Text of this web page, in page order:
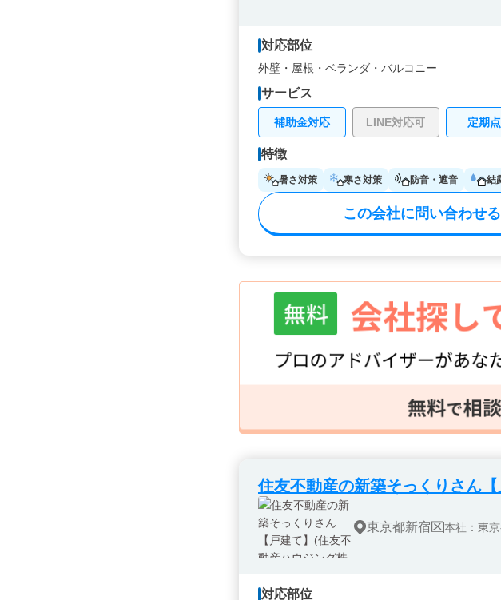
対応部位
外壁・ 屋根・ ベランダ・バルコニー
サービス
補助金対応 LINE対応可 定期
特徴
暑さ対策 寒さ対策 防音・遮音 結
この会社に問い合わせる
住友不動産の新築そっくりさん
東京都新宿区本社：東
対応部位